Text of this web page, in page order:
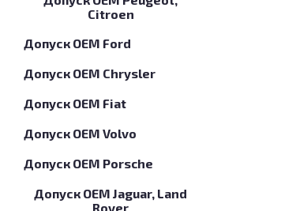
Citroen
Допуск OEM Ford
Допуск OEM Chrysler
Допуск OEM Fiat
Допуск OEM Volvo
Допуск OEM Porsche
Допуск OEM Jaguar, Land
Rover